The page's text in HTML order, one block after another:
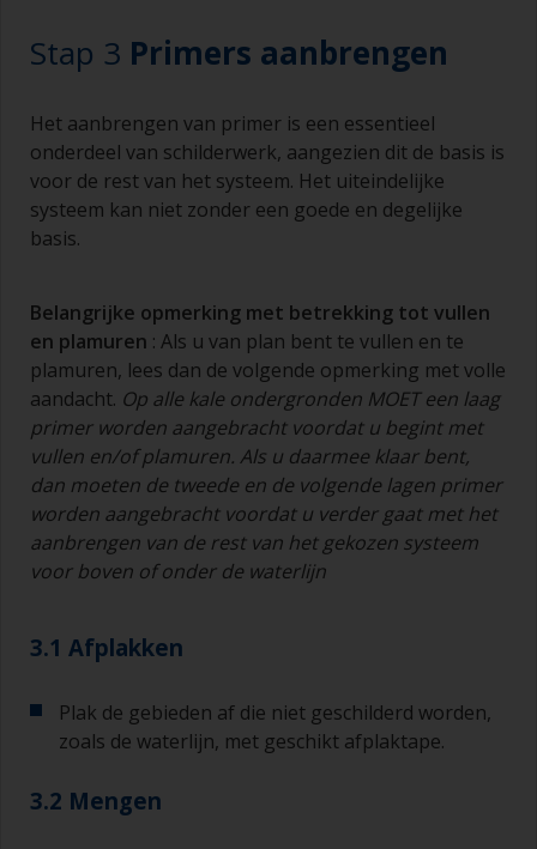
Stap 3 Primers aanbrengen
Het aanbrengen van primer is een essentieel
onderdeel van schilderwerk, aangezien dit de basis is
voor de rest van het systeem. Het uiteindelijke
systeem kan niet zonder een goede en degelijke
basis.
Belangrijke opmerking met betrekking tot vullen
en plamuren : Als u van plan bent te vullen en te
plamuren, lees dan de volgende opmerking met volle
aandacht. Op alle kale ondergronden MOET een laag
primer worden aangebracht voordat u begint met
vullen en/ofplamuren. Als u daarmee klaar bent,
dan moeten de tweede en de volgende lagen primer
worden aangebracht voordat u verder gaat met het
aanbrengen van de rest van het gekozen systeem
voor boven of onder de waterlijn
3.1 Afplakken
Plak de gebieden af die niet geschilderd worden,
zoals de waterlijn, met geschikt afplaktape.
3.2 Mengen